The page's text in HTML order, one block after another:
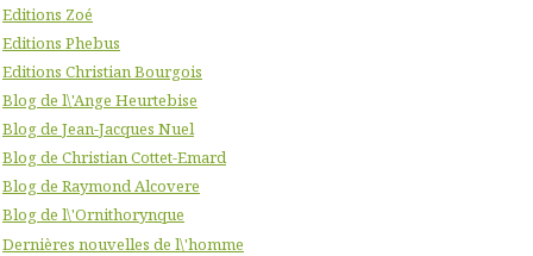
Editions Zoé
Editions Phebus
Editions Christian Bourgois
Blog de l\'Ange Heurtebise
Blog de Jean-Jacques Nuel
Blog de Christian Cottet-Emard
Blog de Raymond Alcovere
Blog de l\'Ornithorynque
Dernières nouvelles de l\'homme